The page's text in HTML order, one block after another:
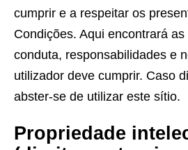
cumprir e a respeitar os
Condições. Aqui encontrará
conduta, responsabilidades e
utilizador deve cumprir. Caso
abster-se de utilizar este sítio.
Propriedade